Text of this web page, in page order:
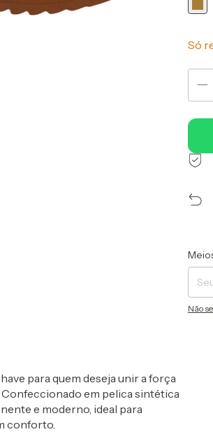
Só
Não
para quem deseja unir a força
em pelica sintética
e moderno, ideal para
conforto.